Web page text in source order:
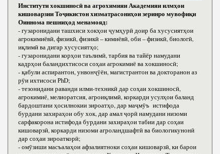
Институти хокшиносӣ ва агрохимияи Академияи илмҳои
кишоварзии Тоҷикистон хизматрасониҳои зеринро мувофиқи
Оиннома пешниҳод менамояд:
- гузаронидани ташхиси хокҳои ҷумҳурӣ доир ба хусусиятҳои
агрокимиёвӣ, физикӣ, физикӣ – кимиёвӣ, оби – физикӣ, биологӣ,
иқлимӣ ва дигар хусусиятҳо;
- гузаронидани корҳои таълимӣ, тарбия ва тайёр намудани
кадрҳои баландихтисоси соҳаи агрокимиё ва хокшиносӣ;
- қабули аспирантон, унвонҷӯён, магистрантон ва докторанон аз
рӯи ихтисоси РhD;
- тезонидани раванди илми-техникӣ дар соҳаи хокшиносӣ,
агрокимиё, мелиоратсия, агроиқлимӣ, коркарди усулҳои баланд
бардоштани ҳосилнокии зироатҳо, дар маҷмӯъ истифода
бурдани захираҳои обу хок, дар амал ҷорӣ намудани низоми
сарфакорона истифода бурдани захираҳои табии дар соҳаи
кишоварзӣ, коркарди низоми агроландшафтӣ ва биологикунонӣ
дар соҳаи зироаткорӣ;
- омӯзиши масъалаҳои афзалиятноки соҳаи кишоварзӣ, ки барои